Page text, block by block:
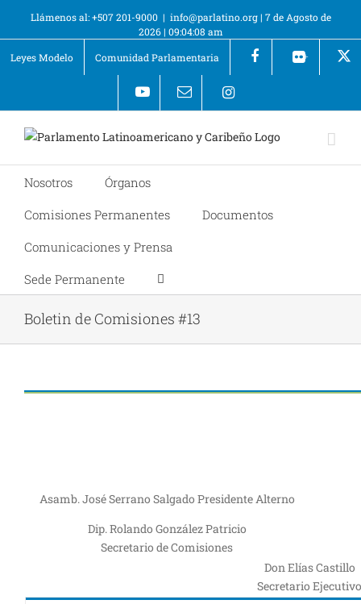
Llámenos al: +507 201-9000 | info@parlatino.org| 7 de Agosto de
2026 | 09:04:09 am
Leyes Modelo
Comunidad Parlamentaria +
Nosotros
Órganos
Comisiones Permanentes
Documentos
Comunicaciones y Prensa
Sede Permanente
Boletin de Comisiones #13
Asamb. José Serrano Salgado Presidente Alterno
Dip. Rolando González Patricio
Secretario de Comisiones
Don Elías Castillo
Secretario Ejecutivo